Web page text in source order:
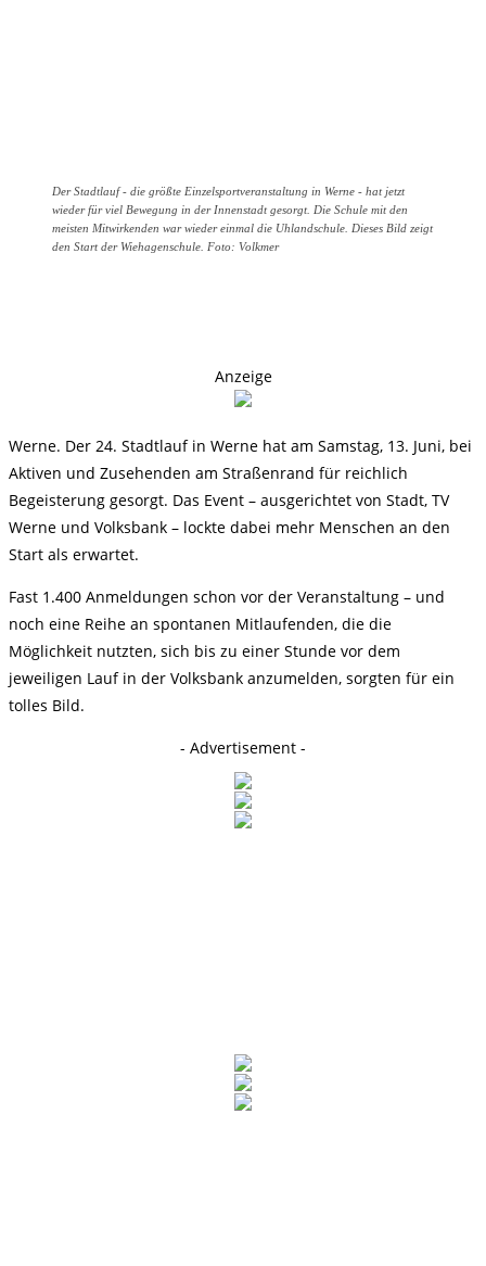
Der Stadtlauf - die größte Einzelsportveranstaltung in Werne - hat jetzt
wieder für viel Bewegung in der Innenstadt gesorgt. Die Schule mit den
meisten Mitwirkenden war wieder einmal die Uhlandschule. Dieses Bild zeigt
den Start der Wiehagenschule. Foto: Volkmer
Anzeige
Werne. Der 24. Stadtlauf in Werne hat am Samstag, 13. Juni, bei
Aktiven und Zusehenden am Straßenrand für reichlich
Begeisterung gesorgt. Das Event – ausgerichtet von Stadt, TV
Werne und Volksbank – lockte dabei mehr Menschen an den
Start als erwartet.
Fast 1.400 Anmeldungen schon vor der Veranstaltung – und
noch eine Reihe an spontanen Mitlaufenden, die die
Möglichkeit nutzten, sich bis zu einer Stunde vor dem
jeweiligen Lauf in der Volksbank anzumelden, sorgten für ein
tolles Bild.
- Advertisement -